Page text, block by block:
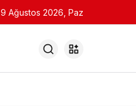
9 Ağustos 2026, Paz